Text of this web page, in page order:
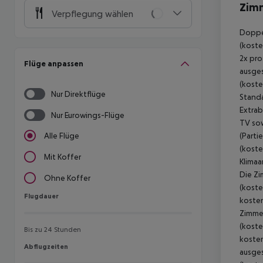
Verpflegung wählen
Flüge anpassen
Nur Direktflüge
Nur Eurowings-Flüge
Alle Flüge
Mit Koffer
Ohne Koffer
Flugdauer
Flugdauer
Bis zu 24 Stunden
Abflugzeiten
Abflugzeiten
2x
TV
Die